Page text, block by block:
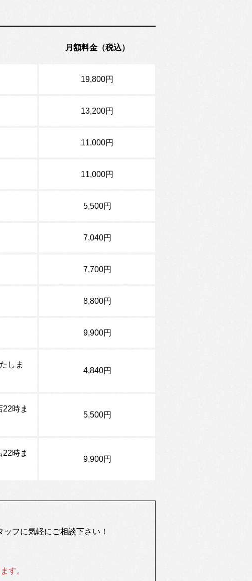
月額料金（税込）
19,800円
13,200円
11,000円
11,000円
5,500円
7,040円
7,700円
8,800円
9,900円
しま
4,840円
時ま
5,500円
時ま
9,900円
フに気軽にご相談下さい！
す。